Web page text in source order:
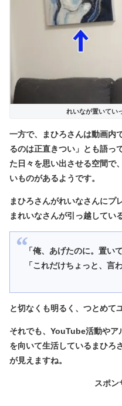
れいなが置いてい
一方で、まひろさんは動画内
るのは正直きつい」とも語っ
た日々を思い出させる空間で
いものがあるようです。
まひろさんがれいなさんにプ
まれいなさんが引っ越してい
「俺、あげたのに。置い
「これだけちょっと、言
と切なくも明るく、つとめて
それでも、YouTube活動やア
を向いて生活しているまひろ
が見えますね。
スポン